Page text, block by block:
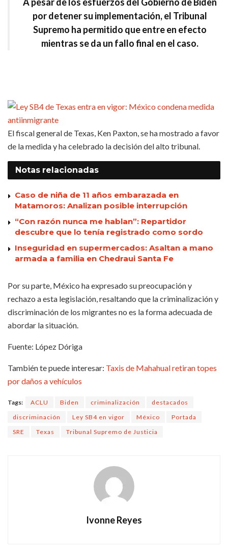
por detener su implementación, el Tribunal
Supremo ha permitido que entre en efecto
mientras se da un fallo final en el caso.
El fiscal general de Texas, Ken Paxton, se ha mostrado a favor
de la medida y ha celebrado la decisión del alto tribunal.
Notas relacionadas
Caso de niña de 11 años embarazada en
Matamoros: Analizan posible interrupción
“Con razón nunca me hablan”: Repartidor
descubre que lo tenía registrado como sordo
Inseguridad en supermercados: Asaltan a mano
armada a familia en Chedraui Santa Fe
Por su parte, México ha expresado su preocupación y
rechazo a esta legislación, resaltando que la criminalización y
discriminación de los migrantes no es la forma adecuada de
abordar la situación.
Fuente: López Dóriga
También te puede interesar: Taxis de Mahahual retiran topes
por daños a vehículos
Tags: ACLU Biden criminalización
destacados
discriminación
Ley SB4 en vigor México
Portada
SRE
Texas Tribunal Supremo de Justicia
Ivonne Reyes